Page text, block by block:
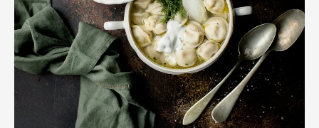
Нарезка Сервелат "Кремлёвский"
110
Нарезка Индейка варёно-копчёная